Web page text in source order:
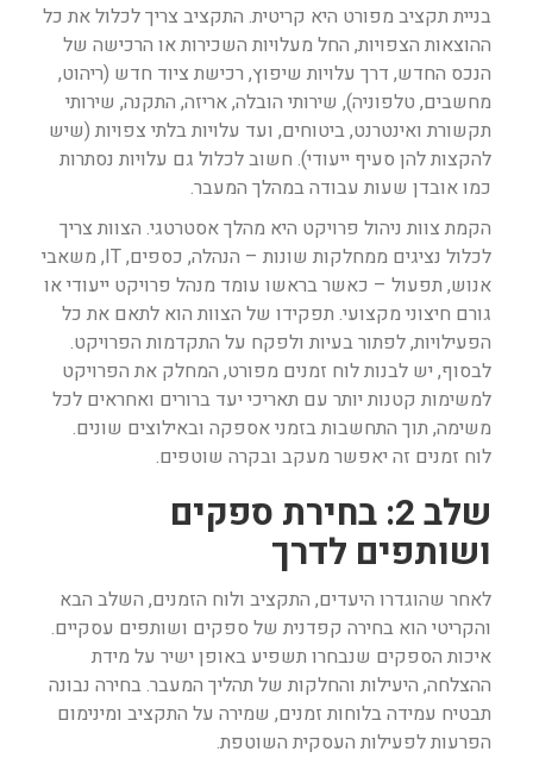
בניית תקציב מפורט היא קריטית. התקציב צריך לכלול את כל
ההוצאות הצפויות, החל מעלויות השכירות או הרכישה של
הנכס החדש, דרך עלויות שיפוץ, רכישת ציוד חדש (ריהוט,
מחשבים, טלפוניה), שירותי הובלה, אריזה, התקנה, שירותי
תקשורת ואינטרנט, ביטוחים, ועד עלויות בלתי צפויות (שיש
להקצות להן סעיף ייעודי). חשוב לכלול גם עלויות נסתרות
כמו אובדן שעות עבודה במהלך המעבר.
הקמת צוות ניהול פרויקט היא מהלך אסטרטגי. הצוות צריך
לכלול נציגים ממחלקות שונות – הנהלה, כספים, IT, משאבי
אנוש, תפעול – כאשר בראשו עומד מנהל פרויקט ייעודי או
גורם חיצוני מקצועי. תפקידו של הצוות הוא לתאם את כל
הפעילויות, לפתור בעיות ולפקח על התקדמות הפרויקט.
לבסוף, יש לבנות לוח זמנים מפורט, המחלק את הפרויקט
למשימות קטנות יותר עם תאריכי יעד ברורים ואחראים לכל
משימה, תוך התחשבות בזמני אספקה ובאילוצים שונים.
לוח זמנים זה יאפשר מעקב ובקרה שוטפים.
שלב 2: בחירת ספקים
ושותפים לדרך
לאחר שהוגדרו היעדים, התקציב ולוח הזמנים, השלב הבא
והקריטי הוא בחירה קפדנית של ספקים ושותפים עסקיים.
איכות הספקים שנבחרו תשפיע באופן ישיר על מידת
ההצלחה, היעילות והחלקות של תהליך המעבר. בחירה נבונה
תבטיח עמידה בלוחות זמנים, שמירה על התקציב ומינימום
הפרעות לפעילות העסקית השוטפת.